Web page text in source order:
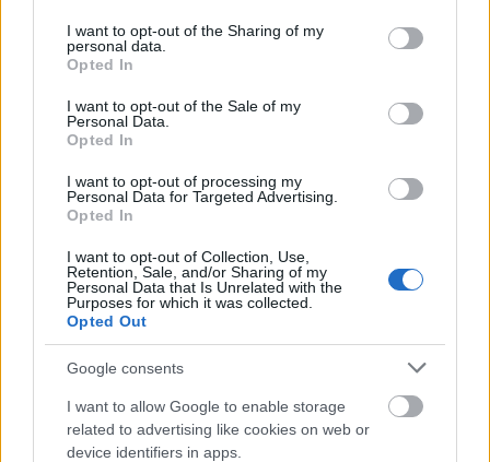
not limited to your visit or usage behaviour. You may click to
grant or deny consent to Google and its third-party tags to
use your data for below specified purposes in below Google
consent section.
I want to opt-out of the Sharing of my
personal data.
Opted In
I want to opt-out of the Sale of my
Personal Data.
Opted In
I want to opt-out of processing my
Personal Data for Targeted Advertising.
Opted In
I want to opt-out of Collection, Use,
Retention, Sale, and/or Sharing of my
Personal Data that Is Unrelated with the
Purposes for which it was collected.
Opted Out
Google consents
I want to allow Google to enable storage
related to advertising like cookies on web or
device identifiers in apps.
A harmadik fővárosi vendégelőadás a Nemzeti
Színházból érkezik,
hattyúról, melybenFöldes László Hobo
mellett a
kiváló színésznő,Szűcs Nelli
alakítása a garancia
arra, hogy emlékezetes estének nézünk elébe,
amikor megelevenítik az orosz énekes-költő-színész,
Vlagyimir Viszockij és a francia színésznő,Marina
Vladyviharos szerelmének történetét.
A Pécsi Harmadik Színház felnőtt közönsége
számára két új, saját bemutatóval készül, méghozzá
egy ír drámaíró (Martin McDonagh) és egy ír
drámaíró hölgy (Marie Jones) darabjaival, a„Kövek a
zsebben”, illetve a„Piszkavas (Leenone szépe)”című
drámákkal –Vincze Jánosrendezésében.